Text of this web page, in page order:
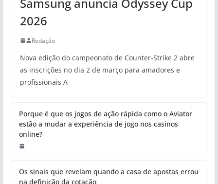
2026
Redação
Nova edição do campeonato de Counter-Strike 2 abre
as inscrições no dia 2 de março para amadores e
profissionais A
Porque é que os jogos de ação rápida como o Aviator
estão a mudar a experiência de jogo nos casinos
online?
Os sinais que revelam quando a casa de apostas errou
na definição da cotação